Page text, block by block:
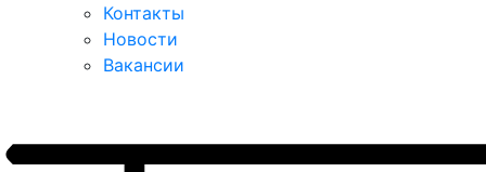
Контакты
Новости
Вакансии